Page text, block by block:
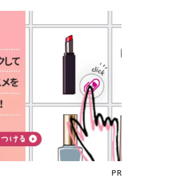
アとしても活用できます。 トナーパ
ッドの選び方 トナーパッドは、配合
成分やパッドの素材によって特徴が
異なります。 自分の肌悩みや理想の
仕上がりに合わせて選ぶことで、毎
日のスキンケアに取り入れやすくな
ります。 肌悩みに合わせて選ぶ パ
ッドの素材で選ぶ トナーパッドの使
い方 洗顔後すぐの清潔な肌に使用し
ます。 STEP1 エンボス面（凹凸
面）で顔全体をやさしく拭き取りま
す。 特に小鼻・あご・額など皮脂や
古い角質が気になる部分は丁寧にな
じませましょう。 STEP2 パッドを
裏返し、フラット面で顔全体をやさ
しく押さえながら化粧水をなじませ
するまでの期間や必要な施術回数が
大きな違いとして挙げられます！ 医
療脱毛は、医療機関（クリニックや
皮膚科など）だけで扱える高出力の
レーザーを使って、発毛組織にアプ
ローチする施術といわれています。
そのため、少ない回数で永久脱毛
（※）を目指すことができます。
（※永久脱毛とは一生毛が1本も生
えてこないという意味ではなく、ア
メリカの基準に基づき「長期間にわ
たって毛量が明らかに減少している
状態が維持されること」を指しま
のがメリットですが、毛根を破壊す
すい ラシャ メディオスターNeXT P
RO ジェントルYAGプロ 公式サイト
> ※医療脱毛は自由診療です。治療
には赤み、痒み、火傷、毛嚢炎、一
時的な硬毛化などのリスクが伴いま
す。 目次▼ 1. エミナルクリニック
の魅力とは？選ばれる3つの特徴 ・
最短6か月からの脱毛プランが選べ
る！ ・全国60院以上＆21時まで営
業！ ・痛みに配慮した医療脱毛器の
導入と肌トラブル対応 2. エミナル
クリニックの口コミ・評判 3. エミ
ナルクリニックの全身脱毛料金プラ
・追加費用がかからないシステム ・
ような血色感を演出するヌーディー
ピンク。 黄みと青みのバランスが良
く、自然になじむコーラル系カラー
です。 自然な血色感をプラスしてく
れるので、ナチュラルメイクとの相
性抜群。 可愛らしく、多幸感のある
印象に仕上がります。 ワインベリー
｜気品をまとうローズレッド 深みの
ある青みレッド。 大人っぽく華やか
な印象を与えるベリーカラーです。
ひと塗りで顔全体が華やかになり、
リップを主役にしたメイクが完成。
クールで上品な雰囲気を演出できま
ーグロスが広がり、ふっくらボリュ
フティングしたような、新しいリッ
プティンググロス💄 実際に使用した
方のクチコミ > 5 > プルプル > 唇に
塗るPDRNグロス > > AMUSE ジェ
ルフィットグロス > > ぷっくりツヤ
ツヤだけどベタっとした感じはなく
て使いやすいですね。プランピング
効果で少しスーッとします。ここは
好き嫌いがあるかもしれませんが慣
チップは片面がツルツル、片面がモ
ケモケになってます。 > > 桜グロス
【日本限定色】：上品なピンクベー
も、＠cosmeも、いつものコスメ購
入を“ちょっとお得”に変えられるの
が、トラミーリワードです✨ 今回
は、トラミーリワードの特徴や活用
方法、美容好きさんにおすすめな理
由を詳しくご紹介します！ トラミー
リワードとは？ 「トラミーリワー
ド」は、東証グロース上場企業であ
る株式会社アイズが運営する、安
心・安全なポイントサイト機能で
す。 トラミーリワードは、トラミー
会員向けのポイントサービスです。
対象ショップやサービスを利用する
ことでポイントを獲得でき、貯まっ
たポイントはAmazonギフト券やド
ットマネーなどに交換できます。 普
PR